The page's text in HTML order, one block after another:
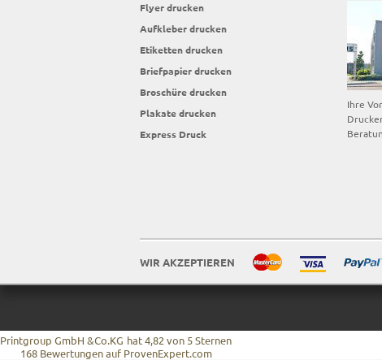
Flyer drucken
Aufkleber drucken
Etiketten drucken
Briefpapier drucken
Broschüre drucken
Plakate drucken
Express Druck
Ihre
WIR AKZEPTIEREN
Printgroup GmbH &Co.KG hat4,82 von 5Sternen
168Bewertungen auf ProvenExpert.com